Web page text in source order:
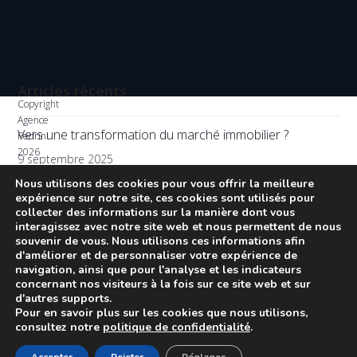
Articles récents
Vers une transformation du marché immobilier ?
9 septembre 2025
Nouveau DPE, quel impact en 2026 ?
29 juillet 2025
Copyright
Agence
Pedrini
2026
-
Tous
droits
réservés
-
Mentions
légales
-
Politique
de
confidentialité
Nous utilisons des cookies pour vous offrir la meilleure
expérience sur notre site, ces cookies sont utilisés pour
collecter des informations sur la manière dont vous
interagissez avec notre site web et nous permettent de nous
souvenir de vous. Nous utilisons ces informations afin
d'améliorer et de personnaliser votre expérience de
navigation, ainsi que pour l'analyse et les indicateurs
concernant nos visiteurs à la fois sur ce site web et sur
d'autres supports.
Pour en savoir plus sur les cookies que nous utilisons,
consultez notre politique de confidentialité.